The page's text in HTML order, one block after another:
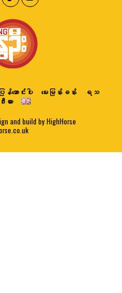
န်ဆောင်းပါး မေးမြန်းခန်း
ရသ
ယား
and build by HighHorse